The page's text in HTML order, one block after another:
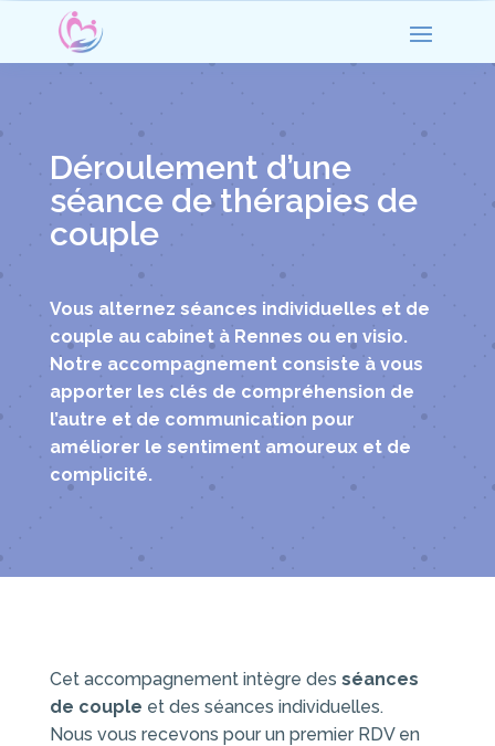
Déroulement d’une
séance de thérapies de
couple
Vous alternez séances individuelles et de
couple au cabinet à Rennes ou en visio.
Notre accompagnement consiste à vous
apporter les clés de compréhension de
l’autre et de communication pour
améliorer le sentiment amoureux et de
complicité.
Cet accompagnement intègre des séances
de couple et des séances individuelles.
Nous vous recevons pour un premier RDV en